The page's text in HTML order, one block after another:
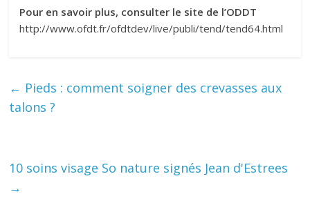
Pour en savoir plus, consulter le site de l’ODDT
http://www.ofdt.fr/ofdtdev/live/publi/tend/tend64.html
← Pieds : comment soigner des crevasses aux
talons ?
10 soins visage So nature signés Jean d'Estrees
→